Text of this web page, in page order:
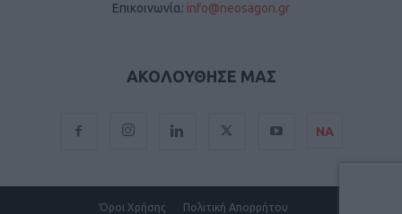
Επικοινωνία: info@neosagon.gr
ΑΚΟΛΟΥΘΗΣΕ ΜΑΣ
ΝΑ
Όροι Χρήσης Πολιτική Απορρήτου